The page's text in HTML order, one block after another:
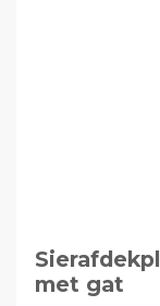
met gat